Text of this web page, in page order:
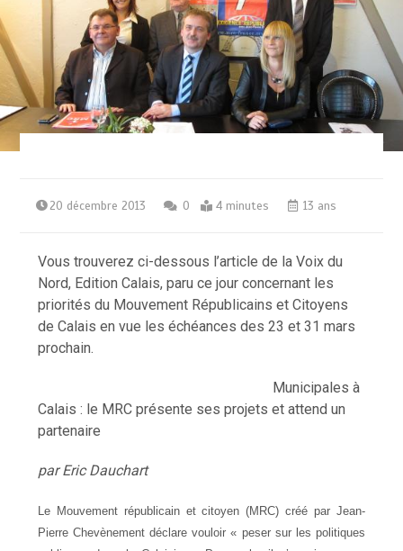
20 décembre 2013 0 4 minutes 13 ans
Vous trouverez ci-dessous l’article de la Voix du
Nord, Edition Calais, paru ce jour concernant les
priorités du Mouvement Républicains et Citoyens
de Calais en vue les échéances des 23 et 31 mars
prochain.
Municipales à
Calais : le MRC présente ses projets et attend un
partenaire
par Eric Dauchart
Le Mouvement républicain et citoyen (MRC) créé par Jean-
Pierre Chevènement déclare vouloir « peser sur les politiques